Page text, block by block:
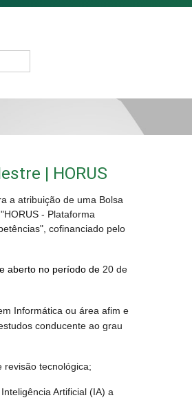
| HORUS
a atribuição de uma Bolsa
- Plataforma
cofinanciado pelo
aberto no período de20 de
Informática ou área afim e
conducente ao grau
revisão tecnológica;
Artificial (IA) a